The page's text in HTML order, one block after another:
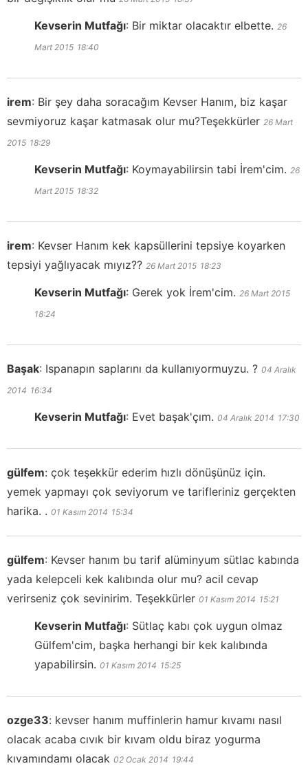
Kevserin Mutfağı: Bir miktar olacaktır elbette. 26
Mart 2015 18:40
irem: Bir şey daha soracağım Kevser Hanım, biz kaşar
sevmiyoruz kaşar katmasak olur mu?Teşekkürler 26 Mart
2015 18:29
Kevserin Mutfağı: Koymayabilirsin tabi İrem'cim. 26
Mart 2015 18:32
irem: Kevser Hanım kek kapsüllerini tepsiye koyarken
tepsiyi yağlıyacak mıyız?? 26 Mart 2015 18:23
Kevserin Mutfağı: Gerek yok İrem'cim. 26 Mart 2015
18:24
Başak: Ispanapın saplarını da kullanıyormuyzu. ? 04 Aralık
2014 16:34
Kevserin Mutfağı: Evet başak'çım. 04 Aralık 2014 17:30
gülfem: çok teşekkür ederim hızlı dönüşünüz için.
yemek yapmayı çok seviyorum ve tarifleriniz gerçekten
harika. . 01 Kasım 2014 15:34
gülfem: Kevser hanım bu tarif alüminyum sütlac kabında
yada kelepceli kek kalıbında olur mu? acil cevap
verirseniz çok sevinirim. Teşekkürler 01 Kasım 2014 15:21
Kevserin Mutfağı: Sütlaç kabı çok uygun olmaz
Gülfem'cim, başka herhangi bir kek kalıbında
yapabilirsin. 01 Kasım 2014 15:25
ozge33: kevser hanım muffinlerin hamur kıvamı nasıl
olacak acaba cıvık bir kıvam oldu biraz yogurma
kıvamındamı olacak 02 Ocak 2014 19:44